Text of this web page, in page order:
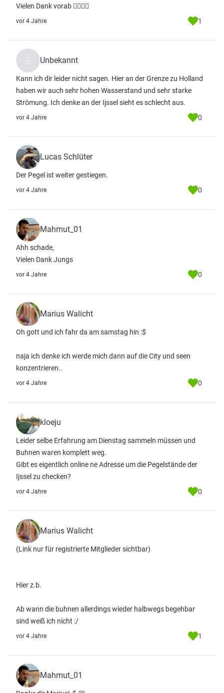
Vielen Dank vorab 👍🏻💪🏼
vor 4 Jahre 1
Unbekannt
Kann ich dir leider nicht sagen. Hier an der Grenze zu Holland
haben wir auch sehr hohen Wasserstand und sehr starke
Strömung. Ich denke an der Ijssel sieht es schlecht aus.
vor 4 Jahre 0
Lucas Schlüter
Der Pegel ist weiter gestiegen.
vor 4 Jahre 0
Mahmut_01
Ahh schade,
Vielen Dank Jungs
vor 4 Jahre 0
Marius Walicht
Oh gott und ich fahr da am samstag hin :$
naja ich denke ich werde mich dann auf die City und seen
konzentrieren..
vor 4 Jahre 0
kloeju
Leider selbe Erfahrung am Dienstag sammeln müssen und
Buhnen waren komplett weg.
Gibt es eigentlich online ne Adresse um die Pegelstände der
Ijssel zu checken?
vor 4 Jahre 0
Marius Walicht
(Link nur für registrierte Mitglieder sichtbar)
Hier z.b.
Ab wann die buhnen allerdings wieder halbwegs begehbar
sind weiß ich nicht :/
vor 4 Jahre 1
Mahmut_01